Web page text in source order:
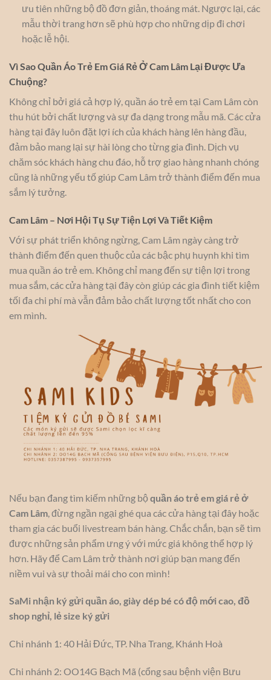
ưu tiên những bộ đồ đơn giản, thoáng mát. Ngược lại, các
mẫu thời trang hơn sẽ phù hợp cho những dịp đi chơi
hoặc lễ hội.
Vì Sao Quần Áo Trẻ Em Giá Rẻ Ở Cam Lâm Lại Được Ưa
Chuộng?
Không chỉ bởi giá cả hợp lý, quần áo trẻ em tại Cam Lâm còn
thu hút bởi chất lượng và sự đa dạng trong mẫu mã. Các cửa
hàng tại đây luôn đặt lợi ích của khách hàng lên hàng đầu,
đảm bảo mang lại sự hài lòng cho từng gia đình. Dịch vụ
chăm sóc khách hàng chu đáo, hỗ trợ giao hàng nhanh chóng
cũng là những yếu tố giúp Cam Lâm trở thành điểm đến mua
sắm lý tưởng.
Cam Lâm – Nơi Hội Tụ Sự Tiện Lợi Và Tiết Kiệm
Với sự phát triển không ngừng, Cam Lâm ngày càng trở
thành điểm đến quen thuộc của các bậc phụ huynh khi tìm
mua quần áo trẻ em. Không chỉ mang đến sự tiện lợi trong
mua sắm, các cửa hàng tại đây còn giúp các gia đình tiết kiệm
tối đa chi phí mà vẫn đảm bảo chất lượng tốt nhất cho con
em mình.
Nếu bạn đang tìm kiếm những bộquần áo trẻ em giá rẻ ở
Cam Lâm , đừng ngần ngại ghé qua các cửa hàng tại đây hoặc
tham gia các buổi livestream bán hàng. Chắc chắn, bạn sẽ tìm
được những sản phẩm ưng ý với mức giá không thể hợp lý
hơn. Hãy để Cam Lâm trở thành nơi giúp bạn mang đến
niềm vui và sự thoải mái cho con mình!
SaMi nhận ký gửi quần áo, giày dép bé có độ mới cao, đồ
shop nghỉ, lẻ size ký gửi
Chi nhánh 1: 40 Hải Đức, TP. Nha Trang, Khánh Hoà
Chi nhánh 2: OO14G Bạch Mã (cổng sau bệnh viện Bưu